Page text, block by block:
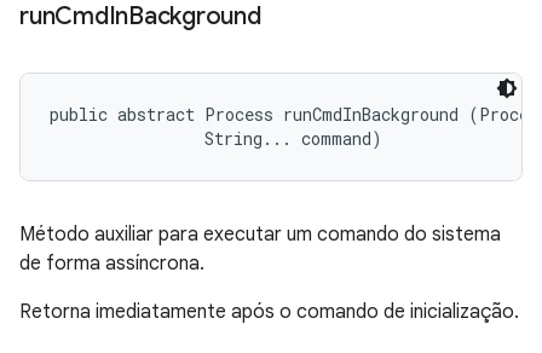
runCmdInBackground
public abstract Process runCmdInBackground
                String... command)
Método auxiliar para executar um comando do sistema
de forma assíncrona.
Retorna imediatamente após o comando de inicialização.